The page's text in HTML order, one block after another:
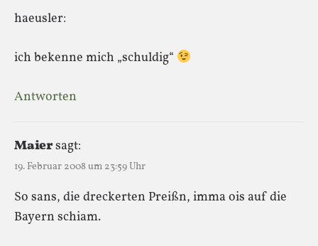
haeusler:
ich bekenne mich „schuldig“
Antworten
Maiersagt:
19. Februar 2008 um 23:59 Uhr
So sans, die dreckerten Preißn, imma ois auf die
Bayern schiam.